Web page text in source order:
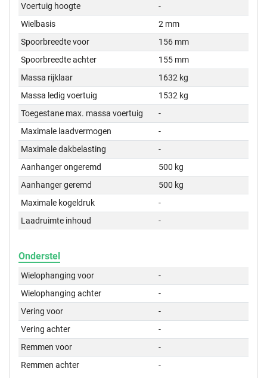
Voertuig hoogte
-
Wielbasis
2 mm
Spoorbreedte voor
156 mm
Spoorbreedte achter
155 mm
Massa rijklaar
1632 kg
Massa ledig voertuig
1532 kg
Toegestane max. massa voertuig
-
Maximale laadvermogen
-
Maximale dakbelasting
-
Aanhanger ongeremd
500 kg
Aanhanger geremd
500 kg
Maximale kogeldruk
-
Laadruimte inhoud
-
Onderstel
Wielophanging voor
-
Wielophanging achter
-
Vering voor
-
Vering achter
-
Remmen voor
-
Remmen achter
-